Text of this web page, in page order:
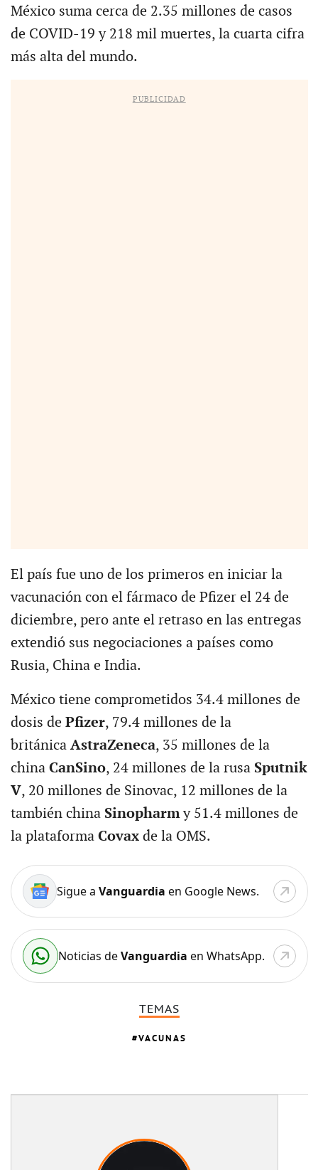
México suma cerca de 2.35 millones de casos
de COVID-19 y 218 mil muertes, la cuarta cifra
más alta del mundo.
PUBLICIDAD
El país fue uno de los primeros en iniciar la
vacunación con el fármaco de Pfizer el 24 de
diciembre, pero ante el retraso en las entregas
extendió sus negociaciones a países como
Rusia, China e India.
México tiene comprometidos 34.4 millones de
dosis de Pfizer, 79.4 millones de la
británica AstraZeneca, 35 millones de la
china CanSino, 24 millones de la rusa Sputnik
V, 20 millones de Sinovac, 12 millones de la
también china Sinopharmy 51.4 millones de
la plataforma Covaxde la OMS.
Sigue a Vanguardia en Google News.
Noticias deVanguardia en WhatsApp.
TEMAS
VACUNAS